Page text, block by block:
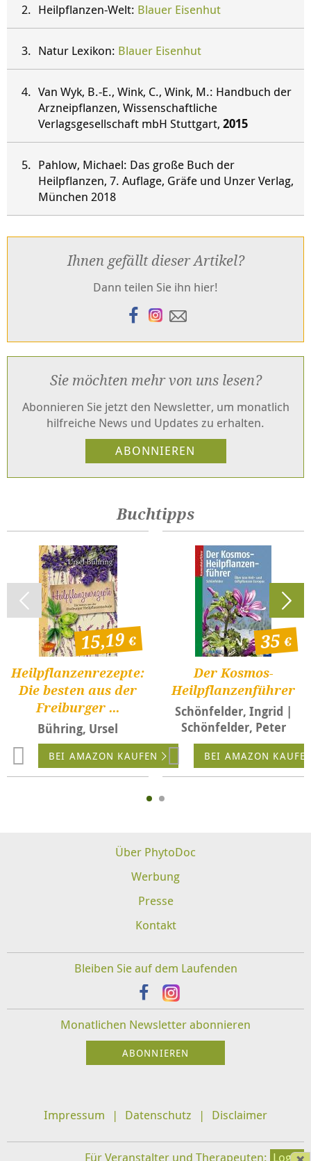
Heilpflanzen-Welt: Blauer Eisenhut
Natur Lexikon: Blauer Eisenhut
Van Wyk, B.-E., Wink, C., Wink, M.: Handbuch der
Arzneipflanzen, Wissenschaftliche
Verlagsgesellschaft mbH Stuttgart, 2015
Pahlow, Michael: Das große Buch der
Heilpflanzen, 7. Auflage, Gräfe und Unzer Verlag,
München 2018
Ihnen gefällt dieser Artikel?
Dann teilen Sie ihn hier!
Sie möchten mehr von uns lesen?
Abonnieren Sie jetzt den Newsletter, um monatlich
hilfreiche News und Updates zu erhalten.
Buchtipps
Heilpflanzenrezepte:
Die besten aus der
Freiburger ...
Bühring, Ursel
15,19
BEI AMAZON KAUFEN
Der Kosmos-
Heilpflanzenführer
Schönfelder, Ingrid |
Schönfelder, Peter
35
BEI AMAZON
Über PhytoDoc
Werbung
Presse
Kontakt
Bleiben Sie auf dem Laufenden
Monatlichen Newsletter abonnieren
Impressum Datenschutz Disclaimer
Für Veranstalter und Therapeuten: Login